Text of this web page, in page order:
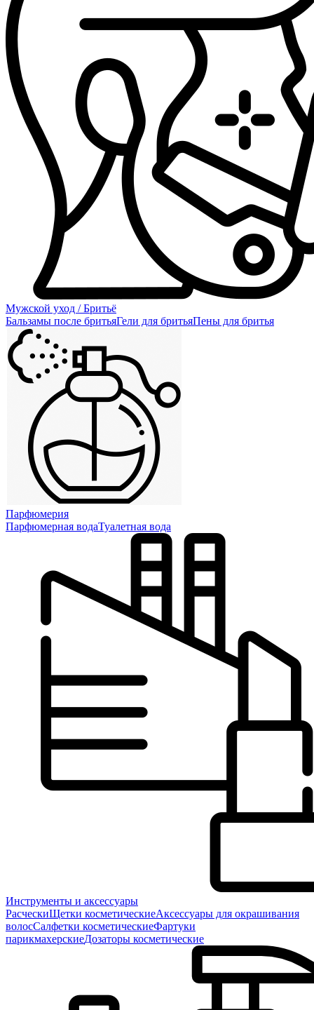
Мужской уход / Бритьё
Бальзамы после бритьяГели для бритьяПены для бритья
Парфюмерия
Парфюмерная водаТуалетная вода
Инструменты и аксессуары
РасческиЩетки косметическиеАксессуары для окрашивания
волосСалфетки косметическиеФартуки
парикмахерскиеДозаторы косметические